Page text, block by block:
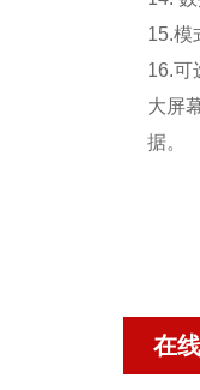
15.模
16.可
大屏
据。
在